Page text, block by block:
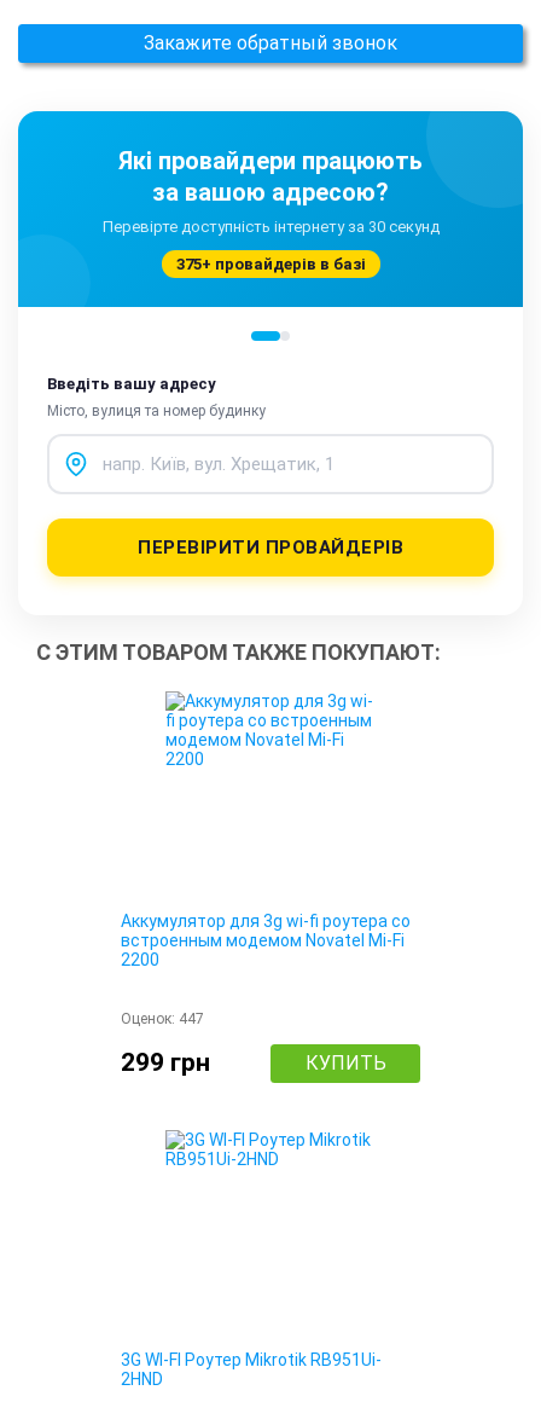
Закажите обратный звонок
Які провайдери працюють
за вашою адресою?
Перевірте доступність інтернету за 30 секунд
375+ провайдерів в базі
Введіть вашу адресу
Місто, вулиця та номер будинку
ПЕРЕВІРИТИ ПРОВАЙДЕРІВ
С ЭТИМ ТОВАРОМ ТАКЖЕ ПОКУПАЮТ:
Аккумулятор для 3g wi-fi роутера со
встроенным модемом Novatel Mi-Fi
2200
Оценок: 447
299 грн КУПИТЬ
3G WI-FI Роутер Mikrotik RB951Ui-
2HND